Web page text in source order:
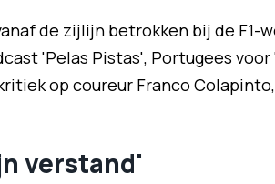
de zijlijn betrokken bij de
'Pelas Pistas', Portugees
op coureur Franco
verstand'